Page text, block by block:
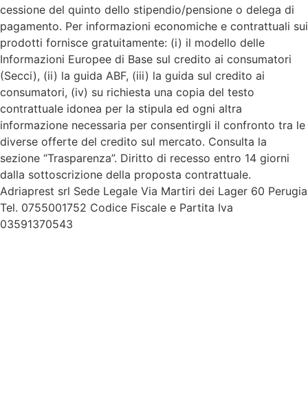
cessione del quinto dello stipendio/pensione o delega di
pagamento. Per informazioni economiche e contrattuali sui
prodotti fornisce gratuitamente: (i) il modello delle
Informazioni Europee di Base sul credito ai consumatori
(Secci), (ii) la guida ABF, (iii) la guida sul credito ai
consumatori, (iv) su richiesta una copia del testo
contrattuale idonea per la stipula ed ogni altra
informazione necessaria per consentirgli il confronto tra le
diverse offerte del credito sul mercato. Consulta la
sezione “Trasparenza”. Diritto di recesso entro 14 giorni
dalla sottoscrizione della proposta contrattuale.
Adriaprest srl Sede Legale Via Martiri dei Lager 60 Perugia
Tel. 0755001752 Codice Fiscale e Partita Iva
03591370543